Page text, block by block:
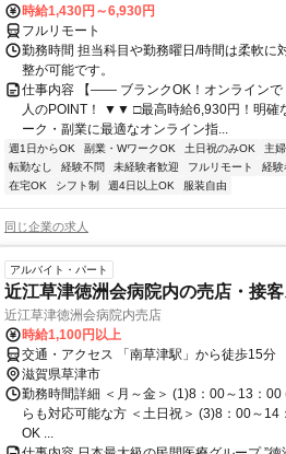
時給1,430円～6,930円
フルリモート
勤務時間 担当科目や勤務曜日/時間は柔軟に
整が可能です。
仕事内容 【―― ブランクOK！オンライン
人のPOINT！ ▼▼ □最高時給6,930円！明確
ーク・副業に最適なオンライン指...
週1日からOK 副業・WワークOK 土日祝のみOK 主
転勤なし
経験不問 未経験者歓迎 フルリモート 経験
在宅OK
シフト制 週4日以上OK 服装自由
同じ企業の求人
アルバイト・パート
近江草津徳洲会病院内の売店・接
近江草津徳洲会病院内売店
時給1,100円以上
交通・アクセス 「南草津駅」から徒歩15分
滋賀県草津市
勤務時間詳細 ＜月～金＞ (1)8：00～13：
らも対応可能な方 ＜土日祝＞ (3)8：00～
OK ...